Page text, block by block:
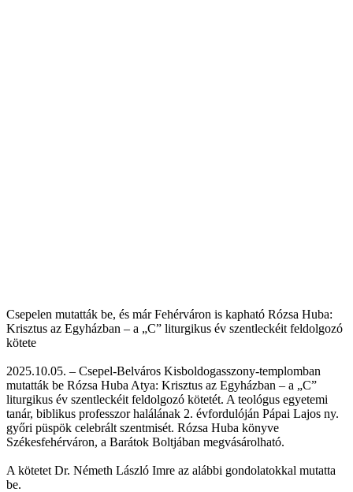
Csepelen mutatták be, és már Fehérváron is kapható Rózsa Huba:
Krisztus az Egyházban – a „C” liturgikus év szentleckéit feldolgozó
kötete
2025.10.05. – Csepel-Belváros Kisboldogasszony-templomban
mutatták be Rózsa Huba Atya: Krisztus az Egyházban – a „C”
liturgikus év szentleckéit feldolgozó kötetét. A teológus egyetemi
tanár, biblikus professzor halálának 2. évfordulóján Pápai Lajos ny.
győri püspök celebrált szentmisét. Rózsa Huba könyve
Székesfehérváron, a Barátok Boltjában megvásárolható.
A kötetet Dr. Németh László Imre az alábbi gondolatokkal mutatta
be.